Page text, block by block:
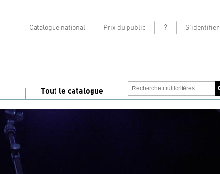
Catalogue national Prix du public ? S'identifier
Tout le catalogue